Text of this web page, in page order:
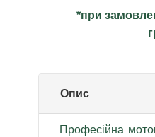
*при
Опис
Професійна